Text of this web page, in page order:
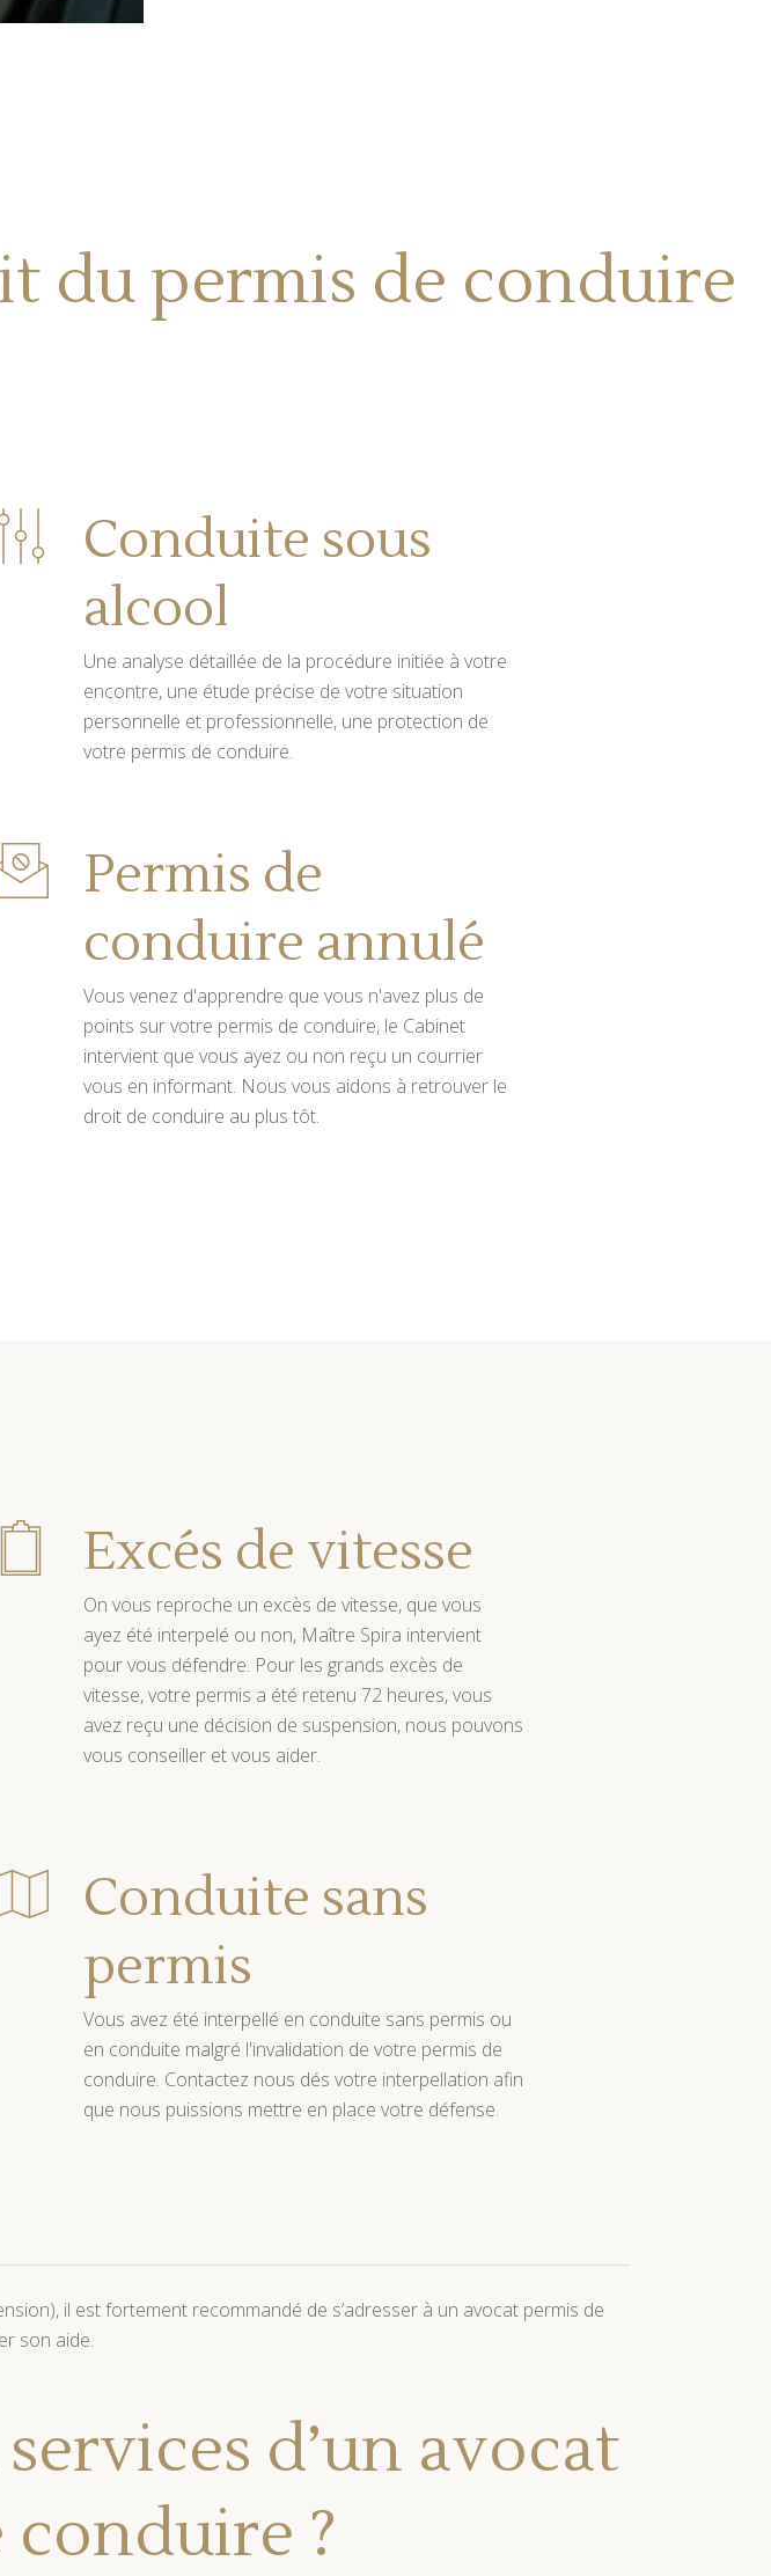
du permis de conduire
Conduite sous
alcool
Une analyse détaillée de la procédure initiée à votre
encontre, une étude précise de votre situation
personnelle et professionnelle, une protection de
votre permis de conduire.
Permis de
conduire annulé
Vous venez d'apprendre que vous n'avez plus de
points sur votre permis de conduire, le Cabinet
intervient que vous ayez ou non reçu un courrier
vous en informant. Nous vous aidons à retrouver le
droit de conduire au plus tôt.
Excés de vitesse
On vous reproche un excès de vitesse, que vous
ayez été interpelé ou non, Maître Spira intervient
pour vous défendre. Pour les grands excès de
vitesse, votre permis a été retenu 72 heures, vous
avez reçu une décision de suspension, nous pouvons
vous conseiller et vous aider.
Conduite sans
permis
Vous avez été interpellé en conduite sans permis ou
en conduite malgré l'invalidation de votre permis de
conduire. Contactez nous dés votre interpellation afin
que nous puissions mettre en place votre défense.
il est fortement recommandé de s’adresser à un avocat permis de
son aide.
d’un avocat
?